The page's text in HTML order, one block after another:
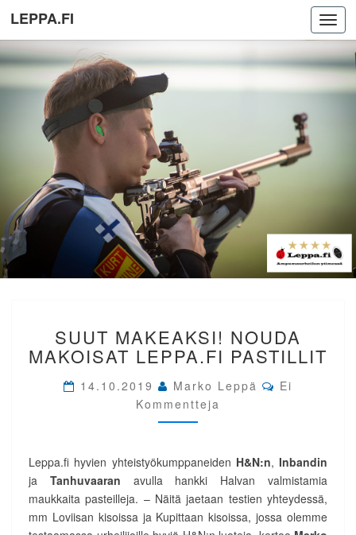
LEPPA.FI
MAKEAKSI!
NOUDA
MAKOISAT
LEPPA.FI
PASTILLIT
SUUT MAKEAKSI! NOUDA
MAKOISAT LEPPA.FI PASTILLIT
14.10.2019 Marko Leppä Comments
Ei
Kommentteja
Leppa.fi hyvien yhteistyökumppaneiden H&N:n, Inbandin
ja Tanhuvaaran avulla hankki Halvan valmistamia
maukkaita pasteilleja. – Näitä jaetaan testien yhteydessä,
mm Loviisan kisoissa ja Kupittaan kisoissa, jossa olemme